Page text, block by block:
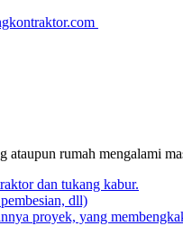
rumah mengalami
dan tukang kabur.
dll)
proyek, yang